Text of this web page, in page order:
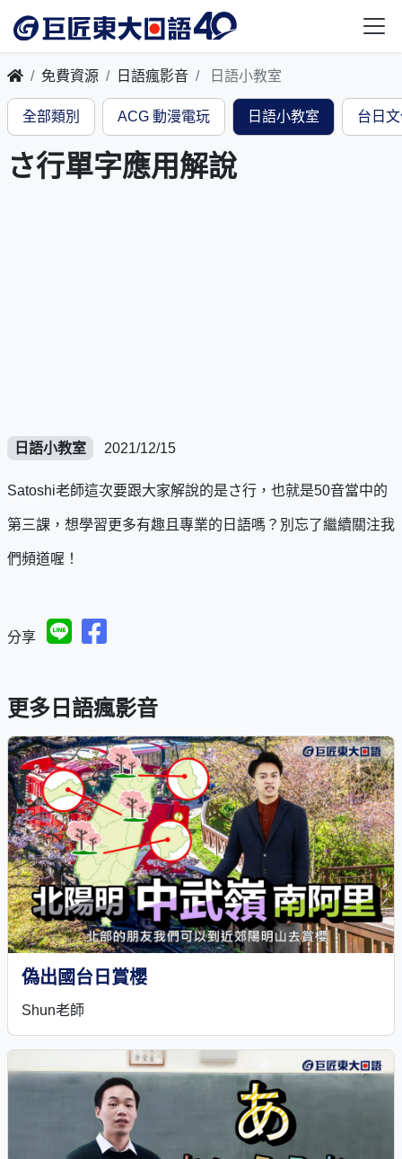
免費資源 日語瘋影音 日語小教室
全部類別 ACG 動漫電玩 日語小教室 台日
さ行單字應用解說
日語小教室 2021/12/15
Satoshi老師這次要跟大家解說的是さ行，也就是50音當中的
第三課，想學習更多有趣且專業的日語嗎？別忘了繼續關注我
們頻道喔！
分享
更多日語瘋影音
偽出國台日賞櫻
Shun老師